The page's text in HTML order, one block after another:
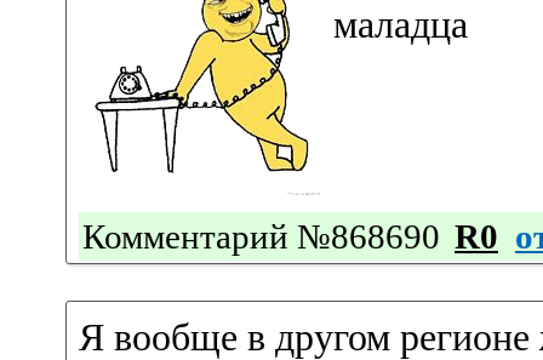
маладца
Комментарий №868690 R0
Я вообще в другом